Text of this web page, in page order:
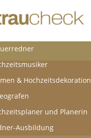
& Hochzeitsdekoration
und Planerin
Ausbildung